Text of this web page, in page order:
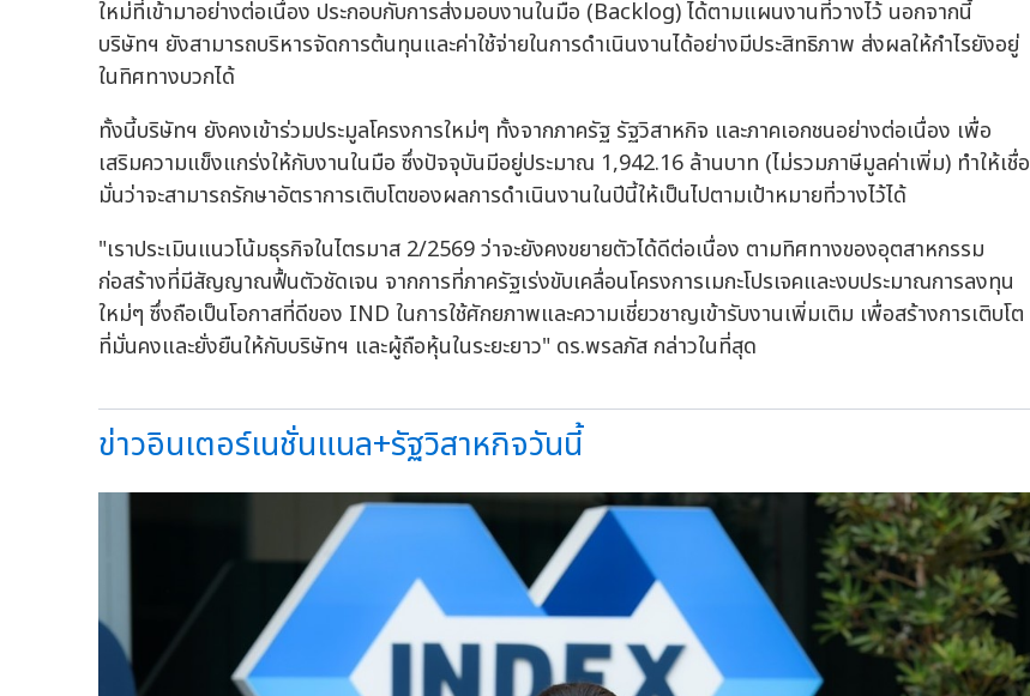
ใหม่ที่เข้ามาอย่างต่อเนื่อง ประกอบกับการส่งมอบงานในมือ (Backlog) ได้ตามแผนงานที่วางไว้ นอกจากนี้
บริษัทฯ ยังสามารถบริหารจัดการต้นทุนและค่าใช้จ่ายในการดำเนินงานได้อย่างมีประสิทธิภาพ ส่งผลให้กำไรยังอยู่
ในทิศทางบวกได้
ทั้งนี้บริษัทฯ ยังคงเข้าร่วมประมูลโครงการใหม่ๆ ทั้งจากภาครัฐ รัฐวิสาหกิจ และภาคเอกชนอย่างต่อเนื่อง เพื่อ
เสริมความแข็งแกร่งให้กับงานในมือ ซึ่งปัจจุบันมีอยู่ประมาณ 1,942.16 ล้านบาท (ไม่รวมภาษีมูลค่าเพิ่ม) ทำให้เชื่อ
มั่นว่าจะสามารถรักษาอัตราการเติบโตของผลการดำเนินงานในปีนี้ให้เป็นไปตามเป้าหมายที่วางไว้ได้
"เราประเมินแนวโน้มธุรกิจในไตรมาส 2/2569 ว่าจะยังคงขยายตัวได้ดีต่อเนื่อง ตามทิศทางของอุตสาหกรรม
ก่อสร้างที่มีสัญญาณฟื้นตัวชัดเจน จากการที่ภาครัฐเร่งขับเคลื่อนโครงการเมกะโปรเจคและงบประมาณการลงทุน
ใหม่ๆ ซึ่งถือเป็นโอกาสที่ดีของ IND ในการใช้ศักยภาพและความเชี่ยวชาญเข้ารับงานเพิ่มเติม เพื่อสร้างการเติบโต
ที่มั่นคงและยั่งยืนให้กับบริษัทฯ และผู้ถือหุ้นในระยะยาว" ดร.พรลภัส กล่าวในที่สุด
ข่าวอินเตอร์เนชั่นแนล+รัฐวิสาหกิจวันนี้